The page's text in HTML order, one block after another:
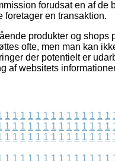
forudsat en af de
foretager en transaktion.
produkter og shops
ofte, men man kan
der potentielt er
af websitets
1 1 1 1 1 1 1 1 1 1 1 1 1 1
1 1 1 1 1 1 1 1 1 1 1 1 1 1
1 1 1 1 1 1 1 1 1 1 1 1 1 1
1 1 1 1 1 1 1 1 1 1 1 1 1 1